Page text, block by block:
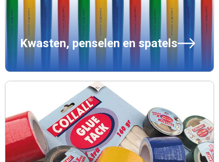
Kwasten, penselen en spatels